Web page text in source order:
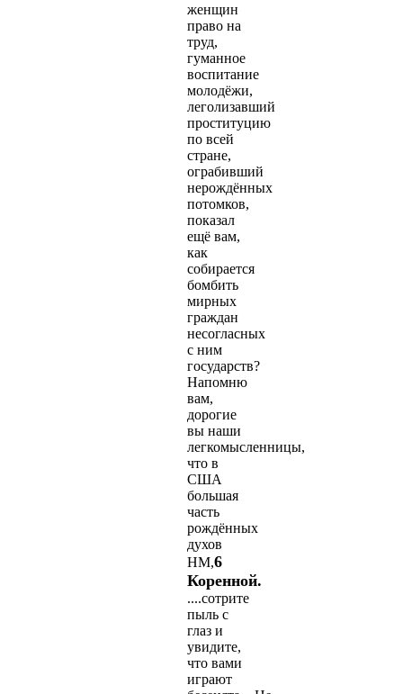
женщин
право на
труд,
гуманное
воспитание
молодёжи,
леголизавший
проституцию
по всей
стране,
ограбивший
нерождённых
потомков,
показал
ещё вам,
как
собирается
бомбить
мирных
граждан
несогласных
с ним
государств?
Напомню
вам,
дорогие
вы наши
легкомысленницы,
что в
США
большая
часть
рождённых
духов
НМ,6
Коренной.
....сотрите
пыль с
глаз и
увидите,
что вами
играют